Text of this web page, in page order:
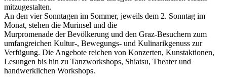
mitzugestalten.
An den vier Sonntagen im Sommer, jeweils dem 2. Sonntag im
Monat, stehen die Murinsel und die
Murpromenade der Bevölkerung und den Graz-Besuchern zum
umfangreichen Kultur-, Bewegungs- und Kulinarikgenuss zur
Verfügung. Die Angebote reichen von Konzerten, Kunstaktionen,
Lesungen bis hin zu Tanzworkshops, Shiatsu, Theater und
handwerklichen Workshops.